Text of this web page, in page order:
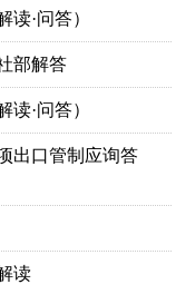
·问答）
部解答
·问答）
出口管制应询答
读